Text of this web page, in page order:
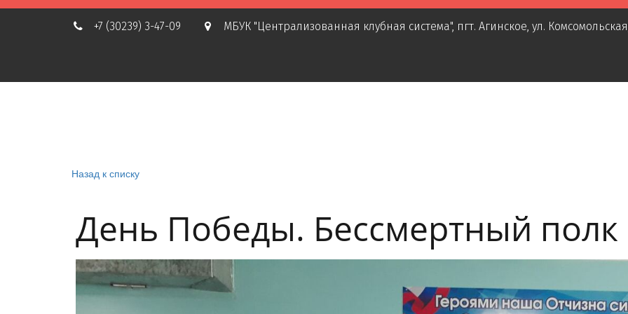
+7 (30239) 3-47-09 МБУК "Централизованная клубная система", пгт. Агинское, ул.
Назад к списку
День Победы. Бессмертный полк